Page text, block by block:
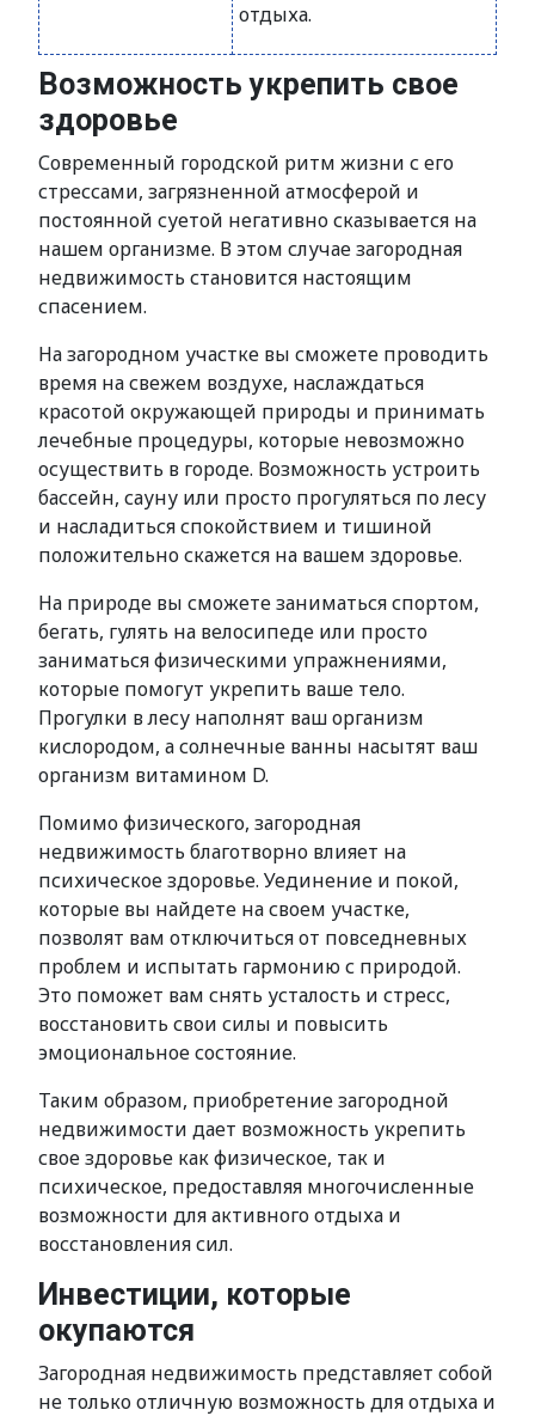
отдыха.
Возможность укрепить свое
здоровье
Современный городской ритм жизни с его
стрессами, загрязненной атмосферой и
постоянной суетой негативно сказывается на
нашем организме. В этом случае загородная
недвижимость становится настоящим
спасением.
На загородном участке вы сможете проводить
время на свежем воздухе, наслаждаться
красотой окружающей природы и принимать
лечебные процедуры, которые невозможно
осуществить в городе. Возможность устроить
бассейн, сауну или просто прогуляться по лесу
и насладиться спокойствием и тишиной
положительно скажется на вашем здоровье.
На природе вы сможете заниматься спортом,
бегать, гулять на велосипеде или просто
заниматься физическими упражнениями,
которые помогут укрепить ваше тело.
Прогулки в лесу наполнят ваш организм
кислородом, а солнечные ванны насытят ваш
организм витамином D.
Помимо физического, загородная
недвижимость благотворно влияет на
психическое здоровье. Уединение и покой,
которые вы найдете на своем участке,
позволят вам отключиться от повседневных
проблем и испытать гармонию с природой.
Это поможет вам снять усталость и стресс,
восстановить свои силы и повысить
эмоциональное состояние.
Таким образом, приобретение загородной
недвижимости дает возможность укрепить
свое здоровье как физическое, так и
психическое, предоставляя многочисленные
возможности для активного отдыха и
восстановления сил.
Инвестиции, которые
окупаются
Загородная недвижимость представляет собой
не только отличную возможность для отдыха и